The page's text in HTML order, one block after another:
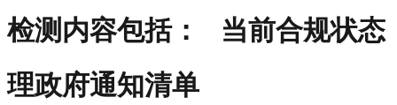
检测内容包括： 当前合规状
理政府通知清单